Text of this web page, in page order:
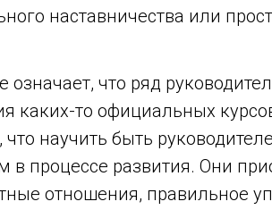
наставничества или
означает, что ряд
каких-то официальных
что научить быть
в процессе развития. Они
отношения, правильное